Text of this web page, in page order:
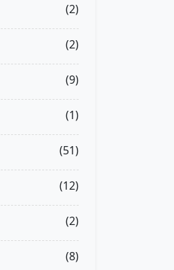
(2)
(2)
(9)
(1)
(51)
(12)
(2)
(8)